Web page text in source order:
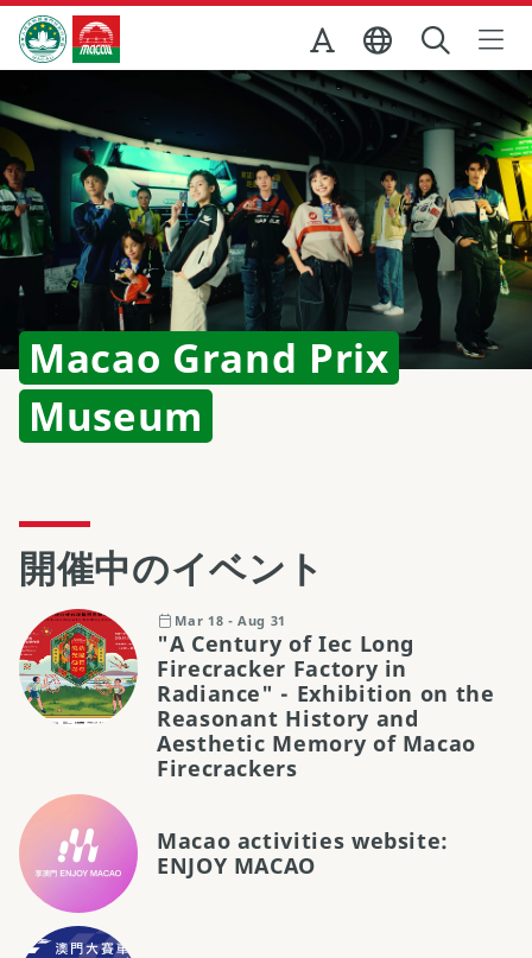
Skip to Main Content
ホーム
マカオ政府観光局
Macao Grand Prix
Museum
開催中のイベント
Mar 18 - Aug 31
"A Century of Iec Long
Firecracker Factory in
Radiance" - Exhibition on the
Reasonant History and
Aesthetic Memory of Macao
Firecrackers
Macao activities website:
ENJOY MACAO